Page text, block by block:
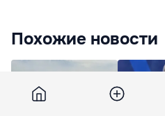
Похожие новости